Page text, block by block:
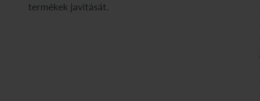
termékek javítását.